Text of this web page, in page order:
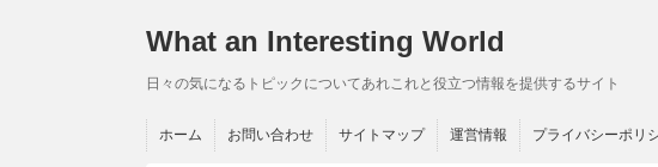
What an Interesting World
日々の気になるトピックについてあれこれと役立つ情報を提供するサイト
ホーム お問い合わせ サイトマップ 運営情報 プライバシーポリ